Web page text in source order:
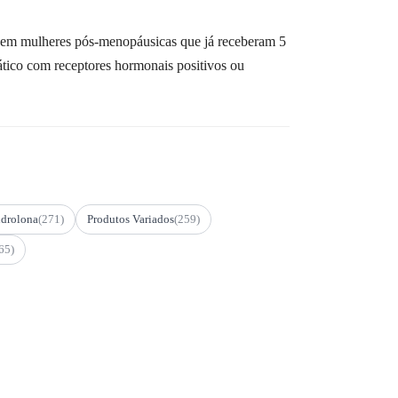
mulheres pós-menopáusicas que já receberam 5
com receptores hormonais positivos ou
(271) Produtos Variados(259)